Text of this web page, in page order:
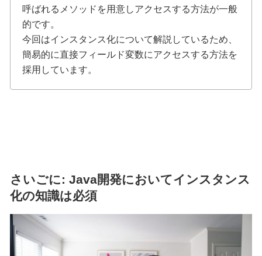
呼ばれるメソッドを用意しアクセスする方法が一般
的です。
今回はインスタンス化について解説しているため、
簡易的に直接フィールド変数にアクセスする方法を
採用しています。
さいごに: Java開発においてインスタンス
化の知識は必須